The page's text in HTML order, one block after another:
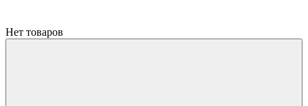
Нет товаров